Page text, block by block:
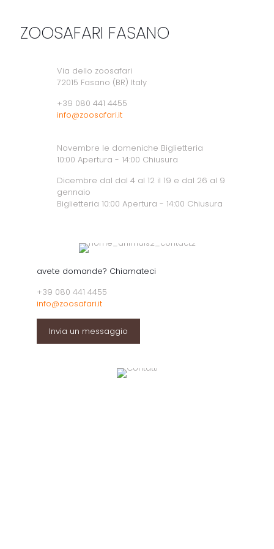
ZOOSAFARI FASANO
Via dello zoosafari
72015 Fasano (BR) Italy
+39 080 441 4455
info@zoosafari.it
Novembre le domeniche Biglietteria
10:00 Apertura - 14:00 Chiusura
Dicembre dal dal 4 al 12 il 19 e dal 26 al 9
gennaio
Biglietteria 10:00 Apertura - 14:00 Chiusura
avete domande? Chiamateci
+39 080 441 4455
info@zoosafari.it
Invia un messaggio